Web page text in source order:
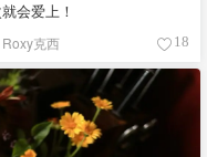
会爱上！
Roxy克西 18